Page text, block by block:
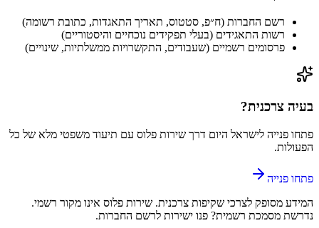
רשם החברות (ח״פ, סטטוס, תאריך התאגדות, כתובת רשומה)
רשות התאגידים (בעלי תפקידים נוכחיים והיסטוריים)
פרסומים רשמיים (שעבודים, התקשרויות ממשלתיות, שינויים)
בעיה צרכנית?
פתחו פנייה לישראל היום דרך שירות פלוס עם תיעוד משפטי מלא של כל
הפעולות.
פתחו פנייה
המידע מסופק לצרכי שקיפות צרכנית. שירות פלוס אינו מקור רשמי.
נדרשת מסמכת רשמית? פנו ישירות לרשם החברות.